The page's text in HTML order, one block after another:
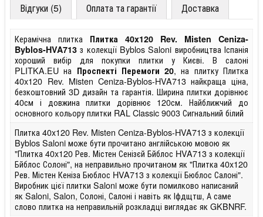
Відгуки (5)
Оплата та гарантії Доставка
Керамічна плитка Плитка 40x120 Rev. Misten Ceniza-
Byblos-HVA713 з колекції Byblos Saloni виробництва Іспанія
хороший вибір для покупки плитки у Києві. В салоні
PLITKA.EU на Проспекті Перемоги 20, на плитку Плитка
40x120 Rev. Misten Ceniza-Byblos-HVA713 найкраща ціна,
безкоштовний 3D дизайн та гарантія. Ширина плитки дорівнює
40см і довжина плитки дорівнює 120см. Найближчий до
основного кольору плитки RAL Classic 9003 Сигнальний білий
Плитка 40x120 Rev. Misten Ceniza-Byblos-HVA713 з колекції
Byblos Saloni може бути прочитано англійською мовою як
"Плитка 40x120 Рев. Містен Сенізєй Бйблос HVA713 з колекції
Бйблос Солоні", на неправильно прочитаном як "Плитка 40x120
Рев. Містен Кеніза Бюблос HVA713 з колекції Бюблос Салоні".
Виробник цієї плитки Saloni може бути помилково написаний
як Saloni, Salon, Солоні, Салоні і навіть як Іфдщтш, А саме
слово плитка на неправильній розкладці виглядає як GKBNRF.